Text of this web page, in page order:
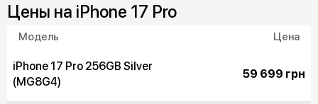
Цены на iPhone 17 Pro
Модель Цена
iPhone 17 Pro 256GB Silver
(MG8G4)
59 699 грн